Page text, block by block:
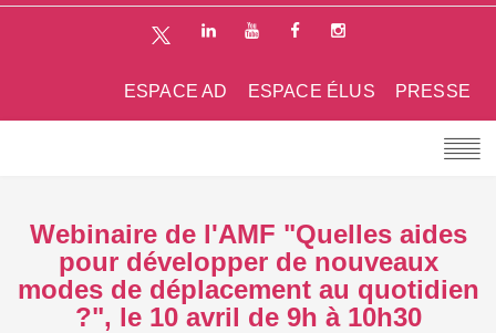
PRESSE
ESPACE ÉLUS
ESPACE AD
Webinaire de l'AMF "Quelles aides
pour développer de nouveaux
modes de déplacement au quotidien
?", le 10 avril de 9h à 10h30